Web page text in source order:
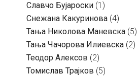
Славчо Бујароски (1)
Снежана Какуринова (4)
Тања Николова Маневска (5)
Тања Чачорова Илиевска (2)
Теодор Алексов (2)
Томислав Трајков (5)